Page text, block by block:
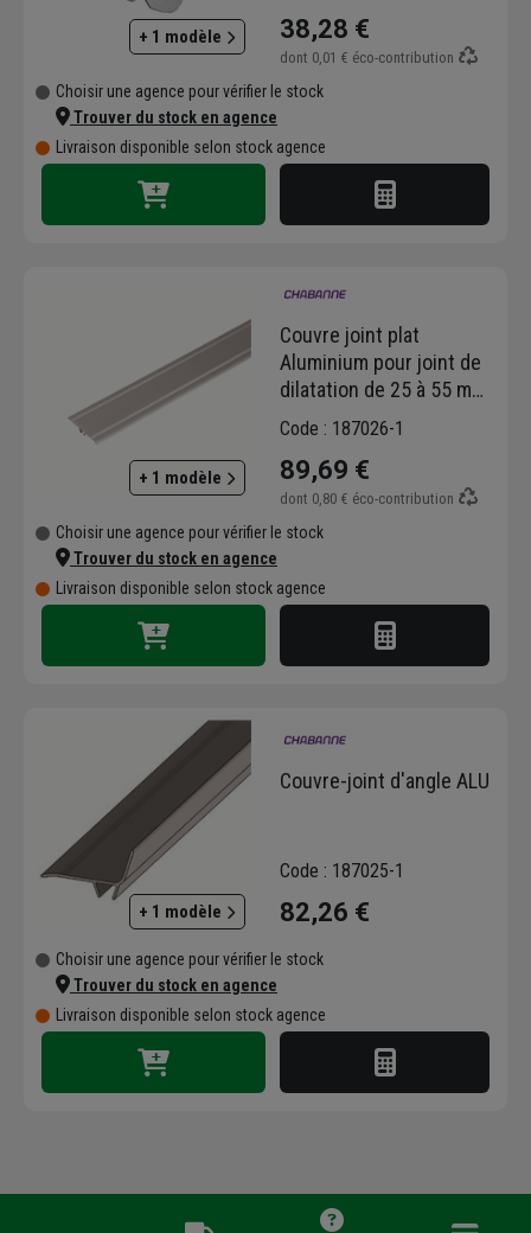
+ 1 modèle 38,28 €
dont 0,01 € éco-contribution
Choisir une agence pour vérifier le stock
Trouver du stock en agence
Livraison disponible selon stock agence
+ 1 modèle
Couvre joint plat
Aluminium pour joint de
dilatation de 25 à 55 mm
- 70 MM x 3 M
Code : 187026-1
89,69 €
dont 0,80 € éco-contribution
Choisir une agence pour vérifier le stock
Trouver du stock en agence
Livraison disponible selon stock agence
+ 1 modèle
Couvre-joint d'angle ALU
Code : 187025-1
82,26 €
Choisir une agence pour vérifier le stock
Trouver du stock en agence
Livraison disponible selon stock agence